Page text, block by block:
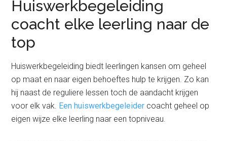
Huiswerkbegeleiding
coacht elke leerling naar de
top
Huiswerkbegeleiding biedt leerlingen kansen om geheel
op maat en naar eigen behoeftes hulp te krijgen. Zo kan
hij naast de reguliere lessen toch de aandacht krijgen
voor elk vak. Een huiswerkbegeleider coacht geheel op
eigen wijze elke leerling naar een topniveau.